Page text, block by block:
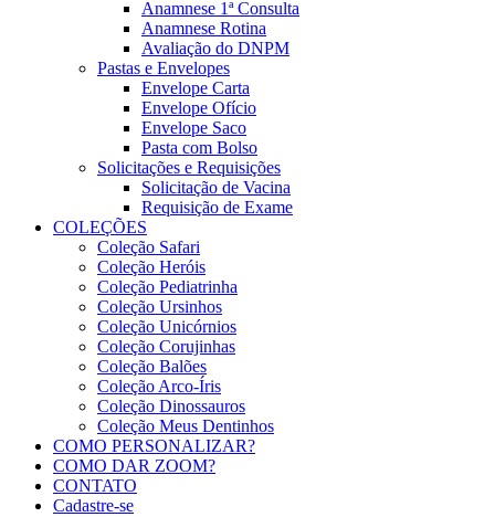
Anamnese 1ª Consulta
Anamnese Rotina
Avaliação do DNPM
Pastas e Envelopes
Envelope Carta
Envelope Ofício
Envelope Saco
Pasta com Bolso
Solicitações e Requisições
Solicitação de Vacina
Requisição de Exame
COLEÇÕES
Coleção Safari
Coleção Heróis
Coleção Pediatrinha
Coleção Ursinhos
Coleção Unicórnios
Coleção Corujinhas
Coleção Balões
Coleção Arco-Íris
Coleção Dinossauros
Coleção Meus Dentinhos
COMO PERSONALIZAR?
COMO DAR ZOOM?
CONTATO
Cadastre-se